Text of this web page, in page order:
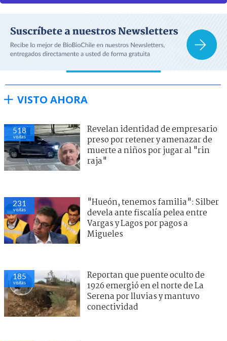
VISTO AHORA
518
visitas
Revelan identidad de empresario
preso por retener y amenazar de
muerte a niños por jugar al "rin
raja"
231
visitas
"Hueón, tenemos familia": Silber
devela ante fiscalía pelea entre
Vargas y Lagos por pagos a
Migueles
185
visitas
Reportan que puente oculto de
1926 emergió en el norte de La
Serena por lluvias y mantuvo
conectividad